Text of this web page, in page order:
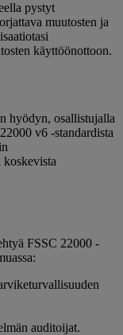
pystyt
muutosten ja
käyttöönottoon.
hyödyn, osallistujalla
v6 ‑standardista
FSSC 22000 -
auditoijat.